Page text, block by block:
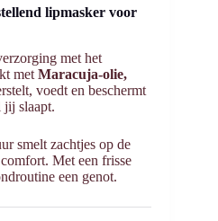
lipmasker voor
met het
met Maracuja-olie,
voedt en beschermt
slaapt.
smelt zachtjes op de
Met een frisse
een genot.